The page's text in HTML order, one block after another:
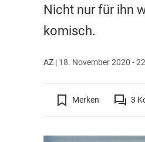
Nicht nur für ihn
komisch.
AZ| 18. November 2020 -
Merken 3